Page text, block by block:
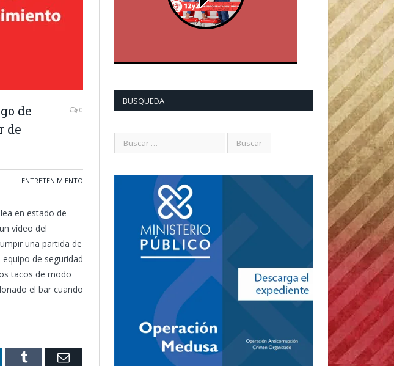
de
de
0
ENTRETENIMIENTO
en estado de
vídeo del
una partida de
de seguridad
tacos de modo
el bar cuando
Tumblr Email
BUSQUEDA